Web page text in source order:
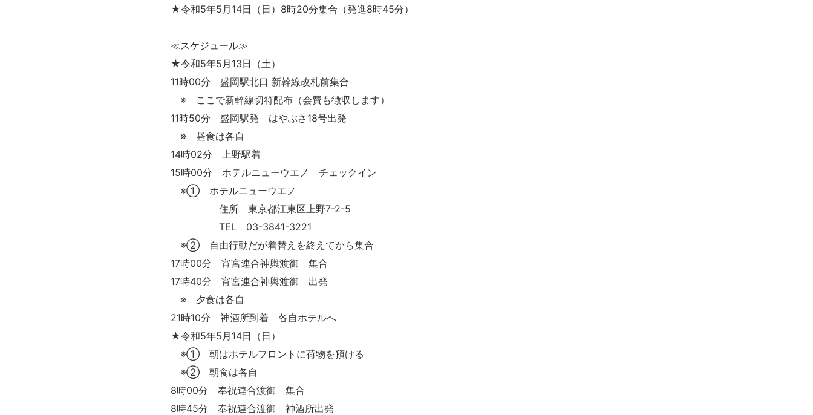
★令和5年5月14日（日）8時20分集合（発進8時45分）
≪スケジュール≫
★令和5年5月13日（土）
11時00分 盛岡駅北口 新幹線改札前集合
※ ここで新幹線切符配布（会費も徴収します）
11時50分 盛岡駅発 はやぶさ18号出発
※ 昼食は各自
14時02分 上野駅着
15時00分 ホテルニューウエノ チェックイン
※① ホテルニューウエノ
住所 東京都江東区上野7-2-5
TEL 03-3841-3221
※② 自由行動だが着替えを終えてから集合
17時00分 宵宮連合神輿渡御 集合
17時40分 宵宮連合神輿渡御 出発
※ 夕食は各自
21時10分 神酒所到着 各自ホテルへ
★令和5年5月14日（日）
※① 朝はホテルフロントに荷物を預ける
※② 朝食は各自
8時00分 奉祝連合渡御 集合
8時45分 奉祝連合渡御 神酒所出発